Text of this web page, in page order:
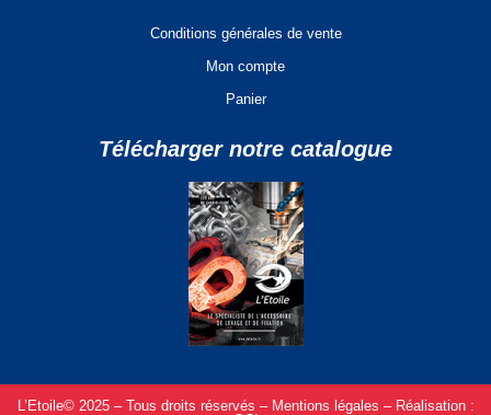
Conditions générales de vente
Mon compte
Panier
Télécharger notre catalogue
L’Etoile© 2025 – Tous droits réservés – Mentions légales – Réalisation :